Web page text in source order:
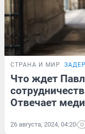
СТРАНА И МИР
Что ждет
Отвечает
26 августа, 2024, 04:20